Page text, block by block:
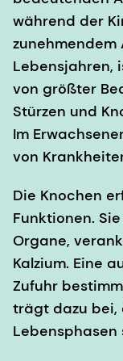
während der
zunehmendem
Lebensjahren,
von größter
Stürzen und
Im
von
Die Knochen
Funktionen.
Organe,
Kalzium. Eine
Zufuhr
trägt dazu bei,